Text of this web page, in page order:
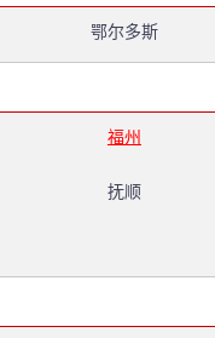
鄂尔多斯
福州
抚顺